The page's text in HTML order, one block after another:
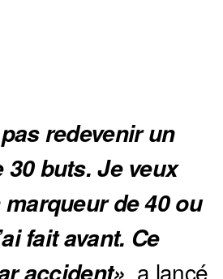
redevenir un
buts. Je veux
de 40 ou
fait avant. Ce
, a lancé